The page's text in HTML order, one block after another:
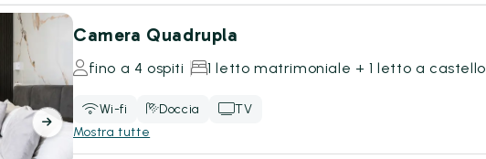
Camera Quadrupla
fino a 4 ospiti 1 letto matrimoniale + 1 letto a castello
Wi-fi Doccia
TV
Mostra tutte